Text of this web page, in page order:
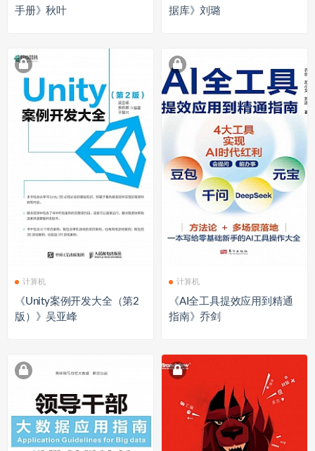
手册》秋叶
据库》刘璐
计算机
《Unity案例开发大全（第2
版）》吴亚峰
计算机
《AI全工具提效应用到精通
指南》乔剑